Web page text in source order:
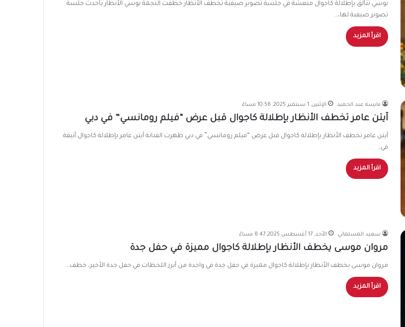
بوسي تتألق بإطلالة كاجوال منعشة في جلسة تصوير صيفية تخطف الأنظار خطفت النجمة بوسي الأنظار بأحدث جلسة
تصوير صيفية لها،…
اقرأ المزيد
مايسة عبد الحميد الإثنين, 1 سبتمبر 2025, 10:56 مساءً
آيتن عامر تخطف الأنظار بإطلالة كاجوال قبل عرض “فيلم رومانسي” في دبي
آيتن عامر تخطف الأنظار بإطلالة كاجوال قبل عرض “فيلم رومانسي” في دبي ظهرت الفنانة آيتن عامر بإطلالة كاجوال أنيقة
في…
اقرأ المزيد
سعيد المسلماني الأحد, 17 أغسطس 2025, 8:47 مساءً
مروان موسى يخطف الأنظار بإطلالة كاجوال مميزة في حفل جدة
مروان موسى يخطف الأنظار بإطلالة كاجوال مميزة في حفل جدة في واحدة من أبرز اللحظات في حفل جدة الأخير، خطف…
اقرأ المزيد